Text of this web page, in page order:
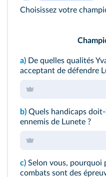
Choisissez votre
a) De quelles qualités
acceptant de défendre
b) Quels handicaps
ennemis de Lunete ?
c) Selon vous, pourquoi
combats sont des